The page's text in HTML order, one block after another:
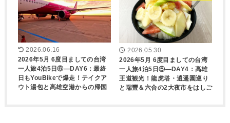
2026.06.16
2026年5月 6度目ましての台湾
一人旅4泊5日⑥―DAY6：最終
日もYouBikeで爆走！テイクア
ウト湯包と高雄空港からの帰国
2026.05.30
2026年5月 6度目ましての台湾
一人旅4泊5日⑤―DAY4：高雄
王道観光！龍虎塔・逍遥園巡り
と瑞豐＆六合の2大夜市をはしご